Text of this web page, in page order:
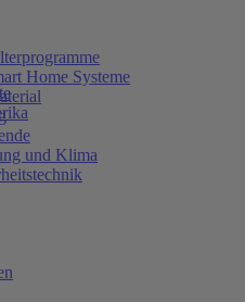
Home Systeme
und Klima